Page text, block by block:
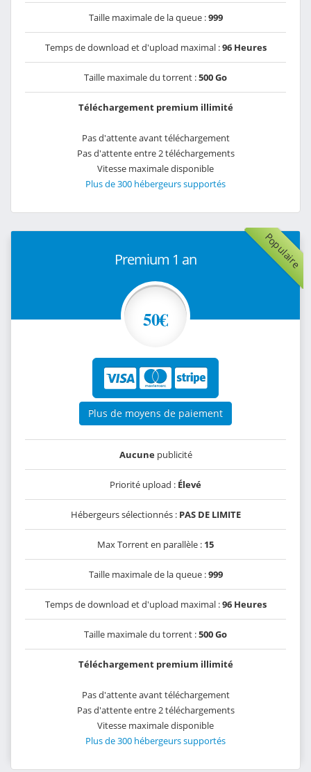
Taille maximale de la queue :999
Temps de download et d'upload maximal :96 Heures
Taille maximale du torrent :500 Go
Téléchargement premium illimité
Pas d'attente avant téléchargement
Pas d'attente entre 2 téléchargements
Vitesse maximale disponible
Plus de 300 hébergeurs supportés
Populaire
Premium 1 an
50€
Plus de moyens de paiement
Aucunepublicité
Priorité upload : Élevé
Hébergeurs sélectionnés : PAS DE LIMITE
Max Torrent en parallèle : 15
Taille maximale de la queue :999
Temps de download et d'upload maximal :96 Heures
Taille maximale du torrent :500 Go
Téléchargement premium illimité
Pas d'attente avant téléchargement
Pas d'attente entre 2 téléchargements
Vitesse maximale disponible
Plus de 300 hébergeurs supportés